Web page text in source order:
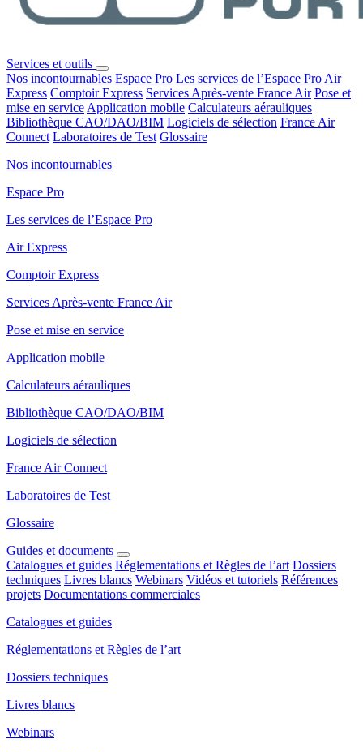
Services et outils
Nos incontournables Espace Pro Les services de l’Espace Pro Air
Express Comptoir Express Services Après-vente France Air Pose et
mise en service Application mobile Calculateurs aérauliques
Bibliothèque CAO/DAO/BIM Logiciels de sélection France Air
Connect Laboratoires de Test Glossaire
Nos incontournables
Espace Pro
Les services de l’Espace Pro
Air Express
Comptoir Express
Services Après-vente France Air
Pose et mise en service
Application mobile
Calculateurs aérauliques
Bibliothèque CAO/DAO/BIM
Logiciels de sélection
France Air Connect
Laboratoires de Test
Glossaire
Guides et documents
Catalogues et guides Réglementations et Règles de l’art Dossiers
techniques Livres blancs Webinars Vidéos et tutoriels Références
projets Documentations commerciales
Catalogues et guides
Réglementations et Règles de l’art
Dossiers techniques
Livres blancs
Webinars